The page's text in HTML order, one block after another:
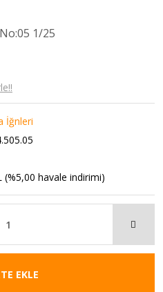
1/25
İğnleri
(%5,00 havale indirimi)
EKLE